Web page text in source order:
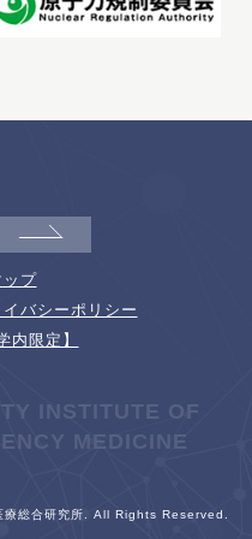
プ
バシーポリシー
内限定】
INSTITUTE OF
MEDICINE
総合研究所. All Rights Reserved.